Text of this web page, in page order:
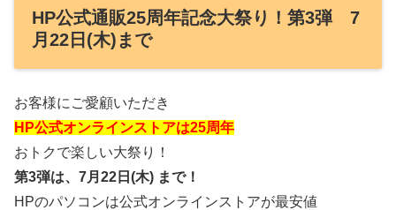
HP公式通販25周年記念大祭り！第3弾 7
月22日(木)まで
お客様にご愛顧いただき
HP公式オンラインストアは25周年
おトクで楽しい大祭り！
第3弾は、7月22日(木) まで！
HPのパソコンは公式オンラインストアが最安値